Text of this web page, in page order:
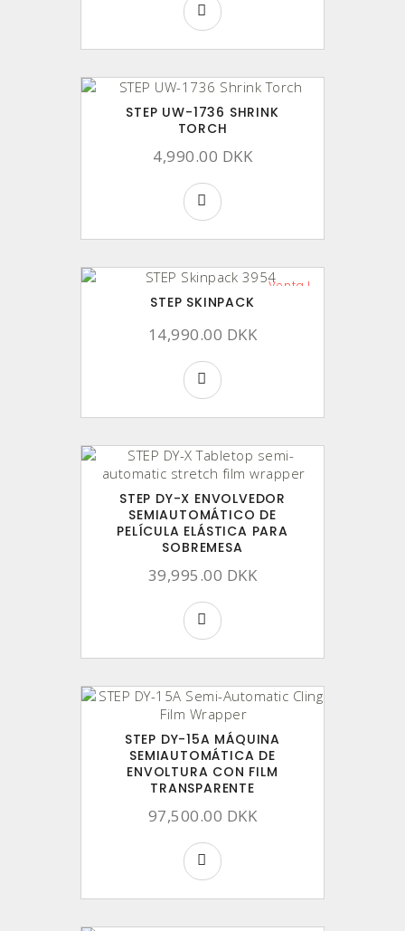
STEP UW-1736 SHRINK
TORCH
4,990.00 DKK
Venta !
STEP SKINPACK
14,990.00 DKK
STEP DY-X ENVOLVEDOR
SEMIAUTOMÁTICO DE
PELÍCULA ELÁSTICA PARA
SOBREMESA
39,995.00 DKK
STEP DY-15A MÁQUINA
SEMIAUTOMÁTICA DE
ENVOLTURA CON FILM
TRANSPARENTE
97,500.00 DKK